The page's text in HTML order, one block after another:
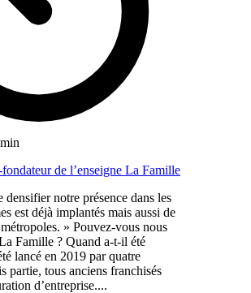
de l’enseigne La Famille
notre présence dans les
est déjà implantés mais aussi de
» Pouvez-vous nous
Famille ? Quand a-t-il été
lancé en 2019 par quatre
partie, tous anciens franchisés
d’entreprise....